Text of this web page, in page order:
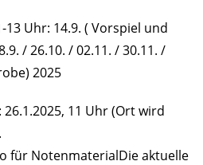
13 Uhr: 14.9. ( Vorspiel und
/ 26.10. / 02.11. / 30.11. /
2025
11 Uhr (Ort wird
für NotenmaterialDie aktuelle